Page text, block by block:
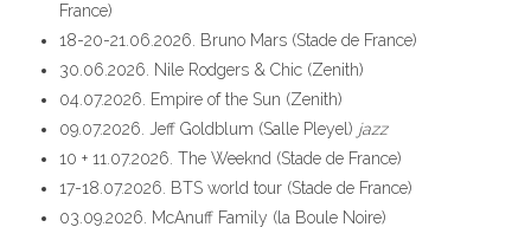
France)
18-20-21.06.2026. Bruno Mars (Stade de France)
30.06.2026. Nile Rodgers & Chic (Zenith)
04.07.2026. Empire of the Sun (Zenith)
09.07.2026. Jeff Goldblum (Salle Pleyel) jazz
10 + 11.07.2026. The Weeknd (Stade de France)
17-18.07.2026. BTS world tour (Stade de France)
03.09.2026. McAnuff Family (la Boule Noire)